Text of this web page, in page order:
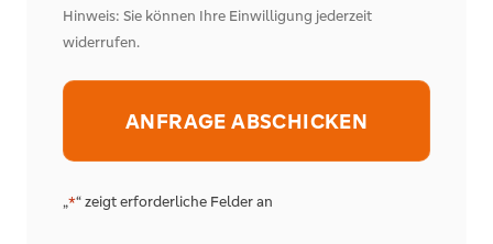
„*“ zeigt erforderliche Felder an
Hinweis: Sie können Ihre Einwilligung jederzeit
widerrufen.
Alternative: